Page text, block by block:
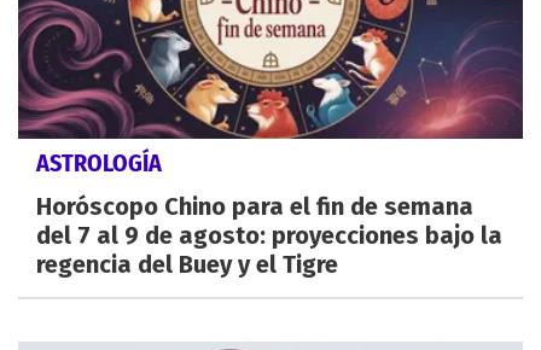
ASTROLOGÍA
Horóscopo Chino para el fin de semana
del 7 al 9 de agosto: proyecciones bajo la
regencia del Buey y el Tigre